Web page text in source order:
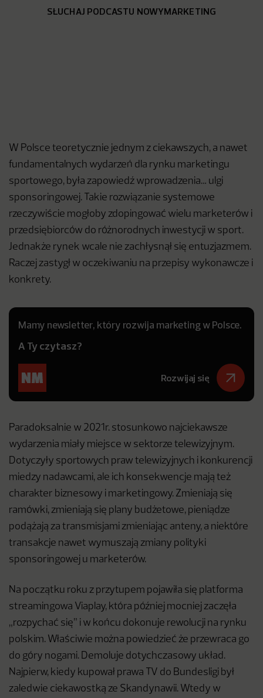
SŁUCHAJ PODCASTU NOWYMARKETING
W Polsce teoretycznie jednym z ciekawszych, a nawet
fundamentalnych wydarzeń dla rynku marketingu
sportowego, była zapowiedź wprowadzenia… ulgi
sponsoringowej. Takie rozwiązanie systemowe
rzeczywiście mogłoby zdopingować wielu marketerów i
przedsiębiorców do różnorodnych inwestycji w sport.
Jednakże rynek wcale nie zachłysnął się entuzjazmem.
Raczej zastygł w oczekiwaniu na przepisy wykonawcze i
konkrety.
Mamy newsletter, który rozwija marketing w Polsce.
A Ty czytasz?
Rozwijaj się
Paradoksalnie w 2021r. stosunkowo najciekawsze
wydarzenia miały miejsce w sektorze telewizyjnym.
Dotyczyły sportowych praw telewizyjnych i konkurencji
miedzy nadawcami, ale ich konsekwencje mają też
charakter biznesowy i marketingowy. Zmieniają się
ramówki, zmieniają się plany budżetowe, pieniądze
podążają za transmisjami zmieniając anteny, a niektóre
transakcje nawet wymuszają zmiany polityki
sponsoringowej u marketerów.
Na początku roku z przytupem pojawiła się platforma
streamingowa Viaplay, która później mocniej zaczęła
„rozpychać się” i w końcu dokonuje rewolucji na rynku
polskim. Właściwie można powiedzieć że przewraca go
do góry nogami. Demoluje dotychczasowy układ.
Najpierw, kiedy kupował prawa TV do Bundesligi był
zaledwie ciekawostką ze Skandynawii. Wtedy w